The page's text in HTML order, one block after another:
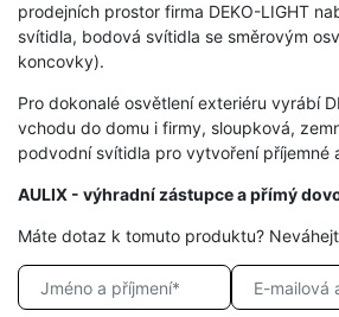
prodejních prostor firma DEKO-LIGHT
svítidla, bodová svítidla se směrovým
koncovky).
Pro dokonalé osvětlení exteriéru vyrábí
vchodu do domu i firmy, sloupková,
podvodní svítidla pro vytvoření příjemné
AULIX - výhradní zástupce a přímý
Máte dotaz k tomuto produktu?